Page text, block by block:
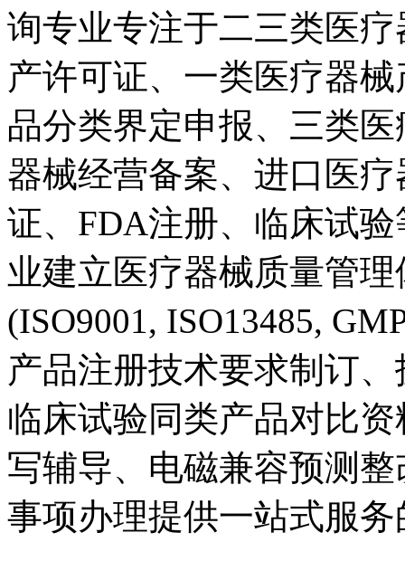
询专业专注于二三类医
产许可证、一类医疗器
品分类界定申报、三类
器械经营备案、进口医疗
证、FDA注册、临床试
业建立医疗器械质量管
(ISO9001, ISO13485,
产品注册技术要求制订
临床试验同类产品对比
写辅导、电磁兼容预测
事项办理提供一站式服